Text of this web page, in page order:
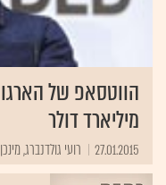
מיליארד דולר
27.01.2015 רועי גולדנברג, מינכן